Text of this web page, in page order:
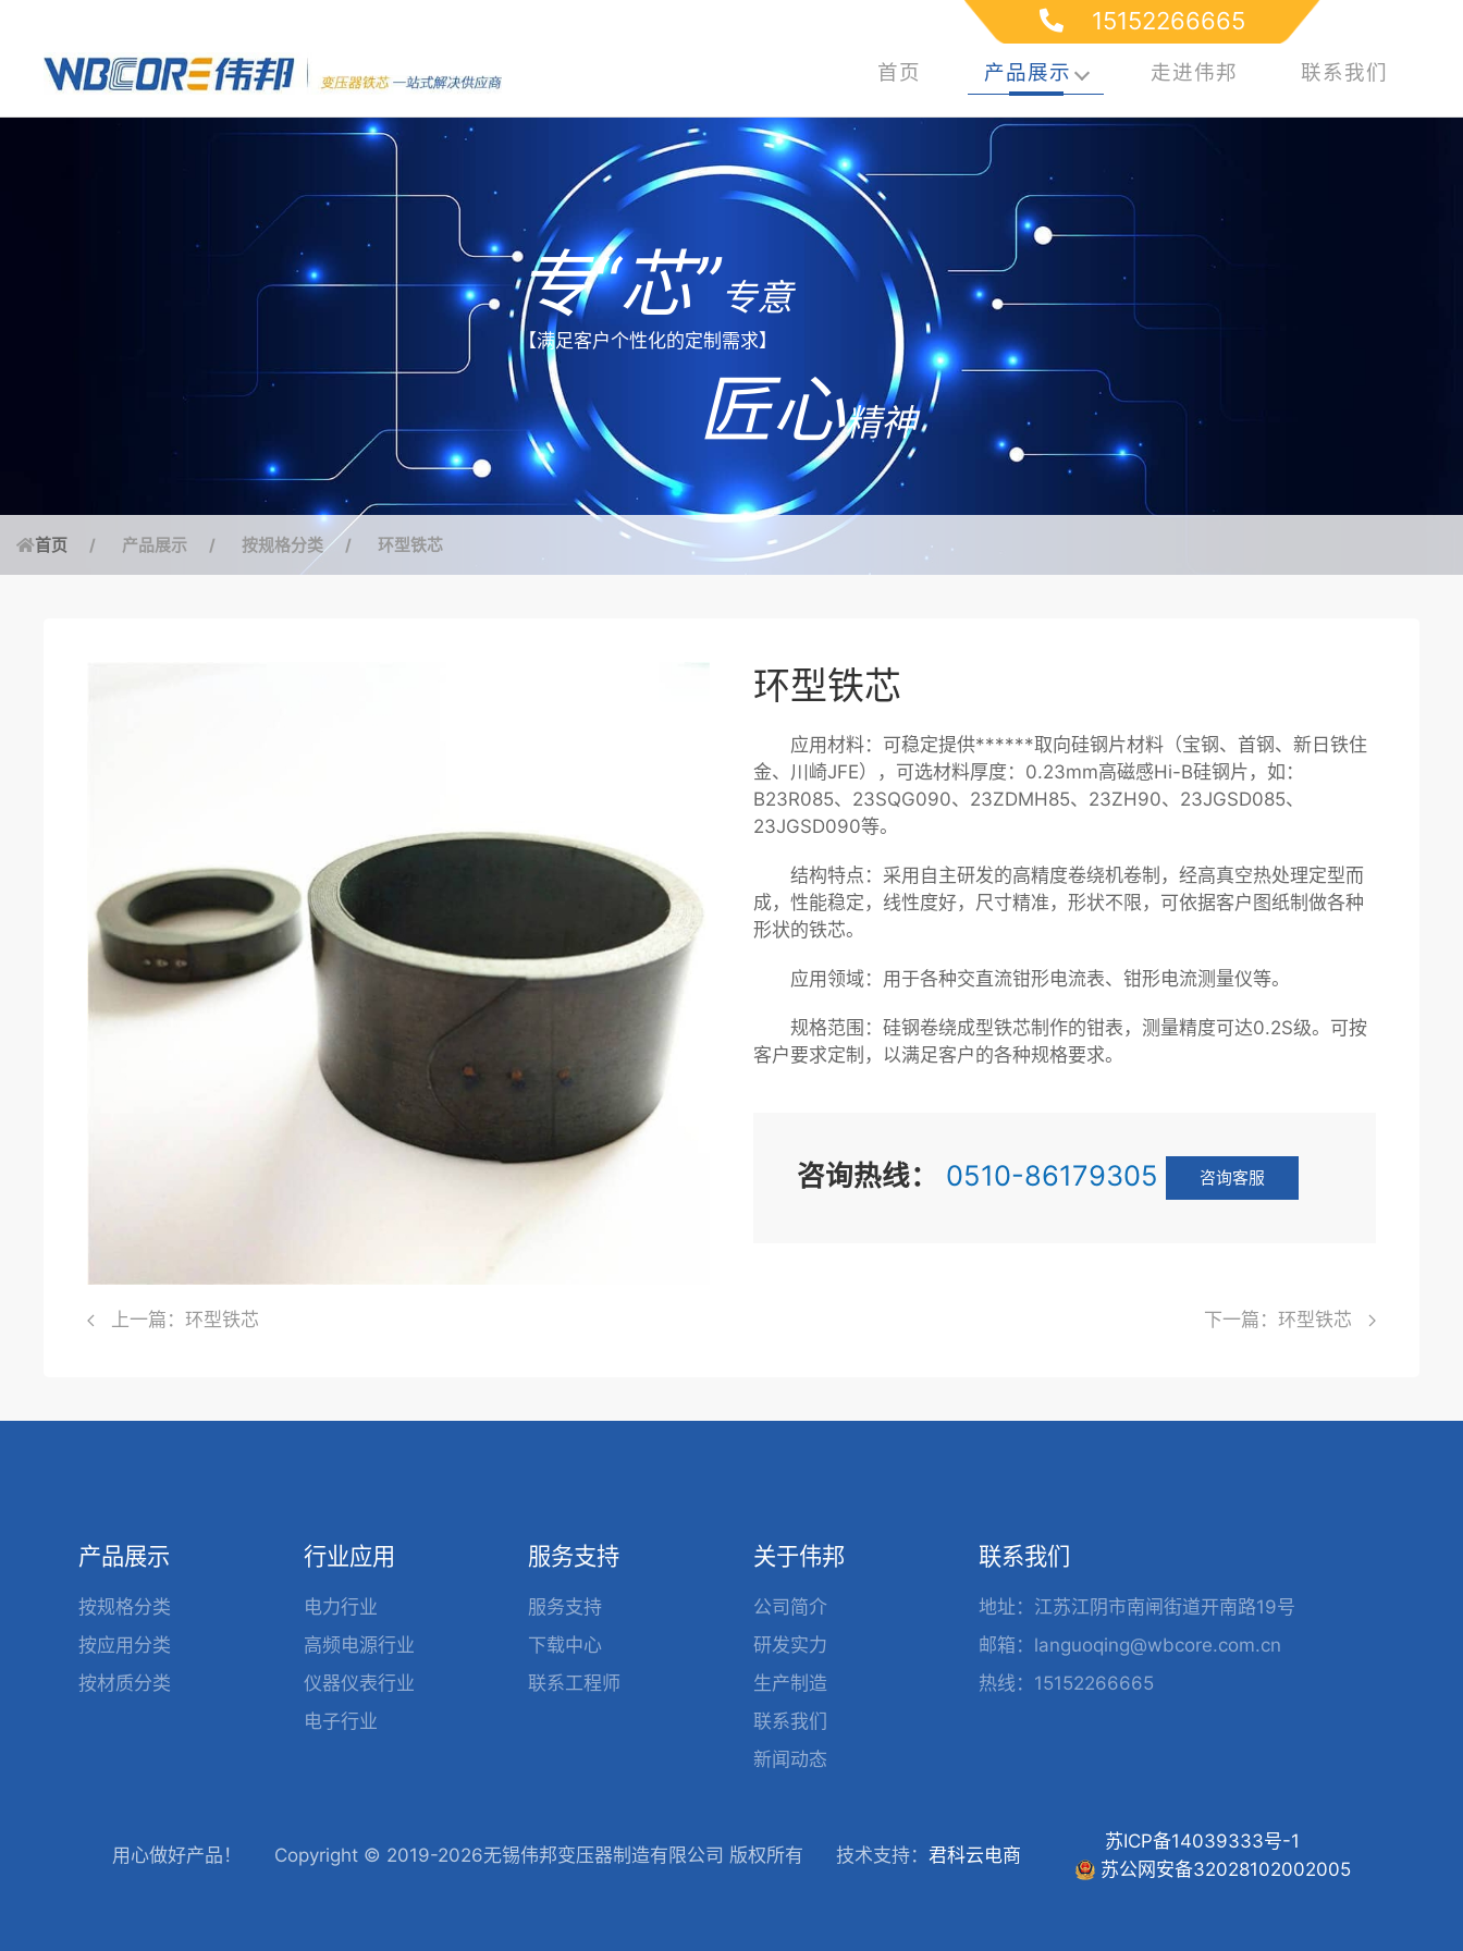
首页 产品展示 走进伟邦 联系我们
15152266665
专“芯”专意
【满足客户个性化的定制需求】
匠心精神
首页 产品展示 按规格分类 环型铁芯
环型铁芯
应用材料：可稳定提供******取向硅钢片材料（宝钢、首钢、新日铁住
金、川崎JFE），可选材料厚度：0.23mm高磁感Hi-B硅钢片，如：
B23R085、23SQG090、23ZDMH85、23ZH90、23JGSD085、
23JGSD090等。
结构特点：采用自主研发的高精度卷绕机卷制，经高真空热处理定型而
成，性能稳定，线性度好，尺寸精准，形状不限，可依据客户图纸制做各种
形状的铁芯。
应用领域：用于各种交直流钳形电流表、钳形电流测量仪等。
规格范围：硅钢卷绕成型铁芯制作的钳表，测量精度可达0.2S级。可按
客户要求定制，以满足客户的各种规格要求。
咨询热线： 0510-86179305 咨询客服
上一篇：环型铁芯 下一篇：环型铁芯
产品展示
按规格分类
按应用分类
按材质分类
行业应用
电力行业
高频电源行业
仪器仪表行业
电子行业
服务支持
服务支持
下载中心
联系工程师
关于伟邦
公司简介
研发实力
生产制造
联系我们
新闻动态
联系我们
地址：江苏江阴市南闸街道开南路19号
邮箱：languoqing@wbcore.com.cn
热线：15152266665
用心做好产品！ Copyright © 2019-2026无锡伟邦变压器制造有限公司 版权所有 技术支持： 君科云电商
苏ICP备14039333号-1
苏公网安备32028102002005